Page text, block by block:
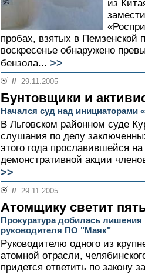
из
пробах, взятых в Пемзенской
воскресенье обнаружено
бензола... >>
// 29.11.2005
Бунтовщики и
Начался суд над инициаторами
В Льговском районном суде
слушания по делу
этого года прославившейся
демонстративной акции
>>
// 29.11.2005
Атомщику светит
Прокуратура добилась лишения
руководителя ПО "Маяк"
Руководителю одного из
атомной отрасли,
придется ответить по закону